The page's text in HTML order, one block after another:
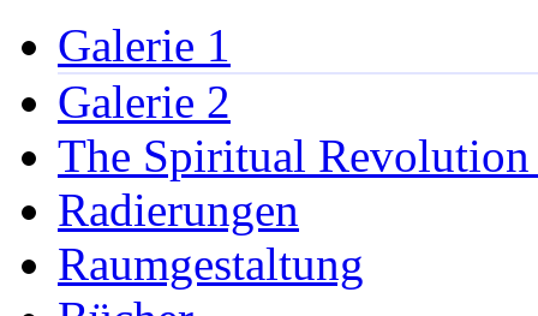
Galerie 1
Galerie 2
The Spiritual
Radierungen
Raumgestaltung